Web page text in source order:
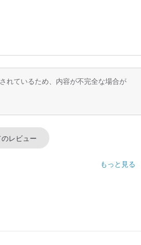
れているため、内容が不完全な場合が
レビュー
もっと見る